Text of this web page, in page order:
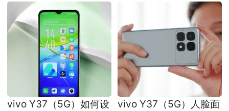
vivo Y37（5G）如何设
vivo Y37（5G）人脸面